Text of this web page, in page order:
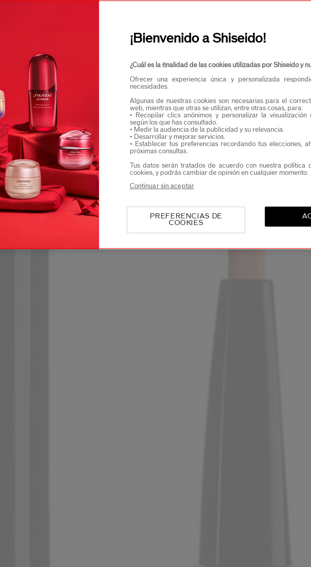
Podrás acceder en exclusiva a nuevos
¡Bienvenido a Shiseido!
¿Cuál es la finalidad de las cookies utilizadas por Shiseido y
Ofrecer una experiencia única y personalizada
necesidades.
Algunas de nuestras cookies son necesarias para el
web, mientras que otras se utilizan, entre otras cosas, para:
• Recopilar clics anónimos y personalizar la visualización
según los que has consultado.
• Medir la audiencia de la publicidad y su relevancia.
• Desarrollar y mejorar servicios.
• Establecer tus preferencias recordando tus elecciones,
próximas consultas.
Tus datos serán tratados de acuerdo con nuestra política
cookies, y podrás cambiar de opinión en cualquier momento.
PREFERENCIAS DE
COOKIES
Continuar sin aceptar